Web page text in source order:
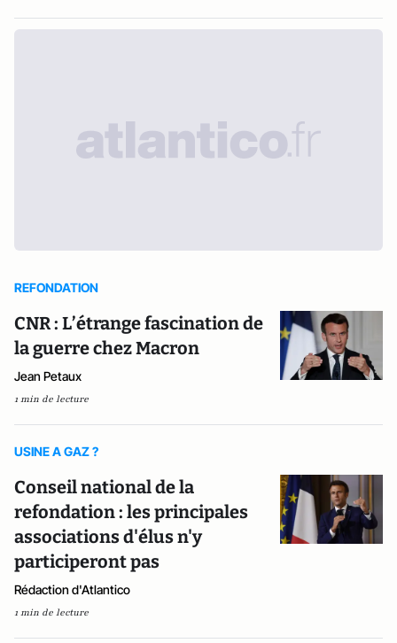
REFONDATION
CNR : L’étrange fascination de
la guerre chez Macron
Jean Petaux
1 min de lecture
USINE A GAZ ?
Conseil national de la
refondation : les principales
associations d'élus n'y
participeront pas
Rédaction d'Atlantico
1 min de lecture